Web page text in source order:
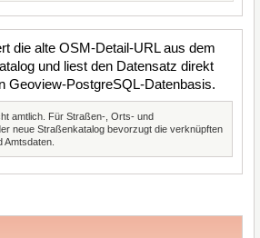
die alte OSM-Detail-URL aus dem
und liest den Datensatz direkt
Geoview-PostgreSQL-Datenbasis.
amtlich. Für Straßen-, Orts- und
neue Straßenkatalog bevorzugt die verknüpften